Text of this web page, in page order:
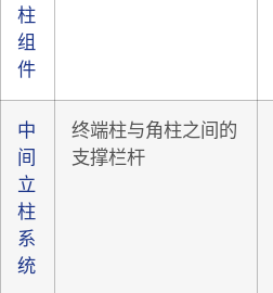
柱
组
件
中
间
立
柱
系
统
终端柱与角柱之间的
支撑栏杆